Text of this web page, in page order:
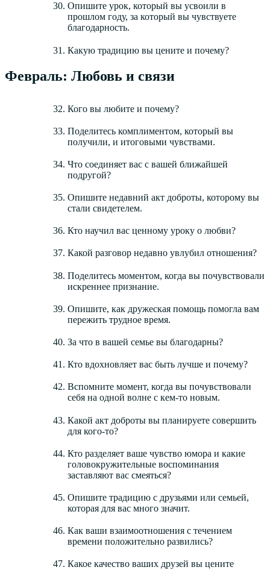
Опишите урок, который вы усвоили в
прошлом году, за который вы чувствуете
благодарность.
Какую традицию вы цените и почему?
Февраль: Любовь и связи
Кого вы любите и почему?
Поделитесь комплиментом, который вы
получили, и итоговыми чувствами.
Что соединяет вас с вашей ближайшей
подругой?
Опишите недавний акт доброты, которому вы
стали свидетелем.
Кто научил вас ценному уроку о любви?
Какой разговор недавно увлубил отношения?
Поделитесь моментом, когда вы почувствовали
искреннее признание.
Опишите, как дружеская помощь помогла вам
пережить трудное время.
За что в вашей семье вы благодарны?
Кто вдохновляет вас быть лучше и почему?
Вспомните момент, когда вы почувствовали
себя на одной волне с кем-то новым.
Какой акт доброты вы планируете совершить
для кого-то?
Кто разделяет ваше чувство юмора и какие
головокружительные воспоминания
заставляют вас смеяться?
Опишите традицию с друзьями или семьей,
которая для вас много значит.
Как ваши взаимоотношения с течением
времени положительно развились?
Какое качество ваших друзей вы цените